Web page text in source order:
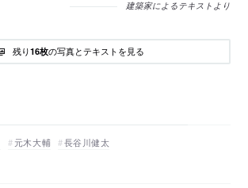
建築家によるテキストより
残り16枚の写真とテキストを見る
元木大輔 長谷川健太